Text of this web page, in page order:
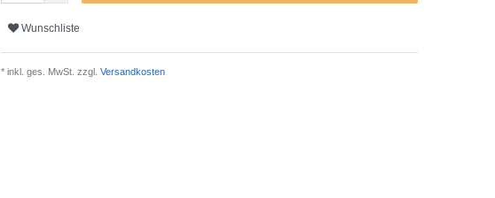
Wunschliste
* inkl. ges. MwSt. zzgl. Versandkosten